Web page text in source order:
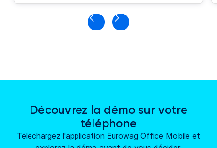
Découvrez la démo sur votre
téléphone
Téléchargez l'application Eurowag Office Mobile et